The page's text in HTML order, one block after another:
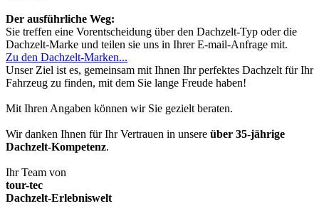
Der ausführliche Weg:
Sie treffen eine Vorentscheidung über den Dachzelt-Typ oder die
Dachzelt-Marke und teilen sie uns in Ihrer E-mail-Anfrage mit.
Zu den Dachzelt-Marken...
Unser Ziel ist es, gemeinsam mit Ihnen Ihr perfektes Dachzelt für Ihr
Fahrzeug zu finden, mit dem Sie lange Freude haben!
Mit Ihren Angaben können wir Sie gezielt beraten.
Wir danken Ihnen für Ihr Vertrauen in unsere über 35-jährige
Dachzelt-Kompetenz.
Ihr Team von
tour-tec
Dachzelt-Erlebniswelt